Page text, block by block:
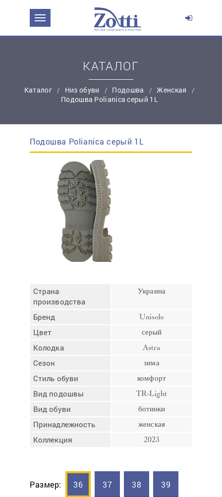
КАТАЛОГ
Каталог Низ обуви Подошва
Женская
Подошва Polianica серый 1L
Подошва Polianica серый 1L
Страна
производства
Украина
Бренд Unisole
Цвет серый
Колодка Astra
Сезон зима
Стиль обуви комфорт
Вид подошвы TR-Light
Вид обуви ботинки
Принадлежность женская
Коллекция 2023
Размер: 36 37 38 39
ЗАДАТЬ ВОПРОС О ПРОДУКТЕ
Эл. почта:
Контактный телефон:*